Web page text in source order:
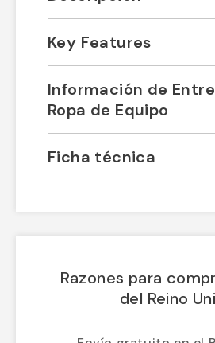
Descripción
Key Features
Información de
Ropa de Equipo
Ficha técnica
Razones para
del Reino